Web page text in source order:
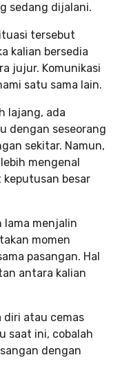
sedang dijalani.
tersebut
kalian bersedia
jujur. Komunikasi
satu sama lain.
lajang, ada
dengan seseorang
sekitar. Namun,
mengenal
besar
lama menjalin
momen
pasangan. Hal
antara kalian
diri atau cemas
saat ini, cobalah
dengan